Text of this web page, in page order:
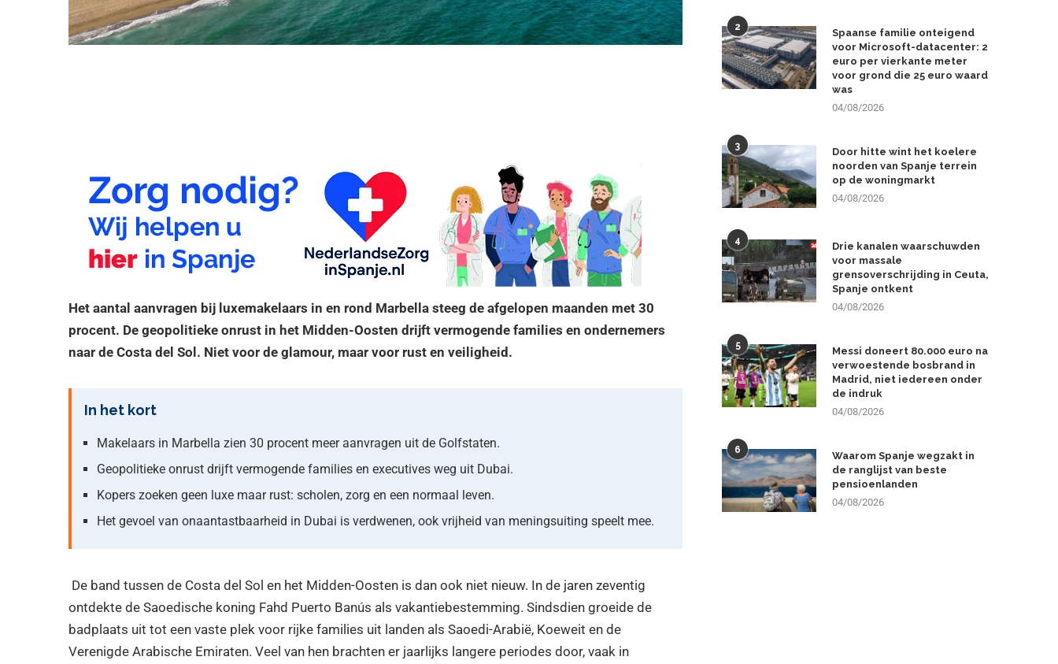
Het aantal aanvragen bij luxemakelaars in en rond Marbella steeg de afgelopen maanden met 30
procent. De geopolitieke onrust in het Midden-Oosten drijft vermogende families en ondernemers
naar de Costa del Sol. Niet voor de glamour, maar voor rust en veiligheid.
In het kort
Makelaars in Marbella zien 30 procent meer aanvragen uit de Golfstaten.
Geopolitieke onrust drijft vermogende families en executives weg uit Dubai.
Kopers zoeken geen luxe maar rust: scholen, zorg en een normaal leven.
Het gevoel van onaantastbaarheid in Dubai is verdwenen, ook vrijheid van meningsuiting speelt mee.
De band tussen de Costa del Sol en het Midden-Oosten is dan ook niet nieuw. In de jaren zeventig
ontdekte de Saoedische koning Fahd Puerto Banús als vakantiebestemming. Sindsdien groeide de
badplaats uit tot een vaste plek voor rijke families uit landen als Saoedi-Arabië, Koeweit en de
Verenigde Arabische Emiraten. Veel van hen brachten er jaarlijks langere periodes door, vaak in
2
Spaanse familie onteigend
voor Microsoft-datacenter: 2
euro per vierkante meter
voor grond die 25 euro waard
was
04/08/2026
3
Door hitte wint het koelere
noorden van Spanje terrein
op de woningmarkt
04/08/2026
4
Drie kanalen waarschuwden
voor massale
grensoverschrijding in Ceuta,
Spanje ontkent
04/08/2026
5
Messi doneert 80.000 euro na
verwoestende bosbrand in
Madrid, niet iedereen onder
de indruk
04/08/2026
6
Waarom Spanje wegzakt in
de ranglijst van beste
pensioenlanden
04/08/2026